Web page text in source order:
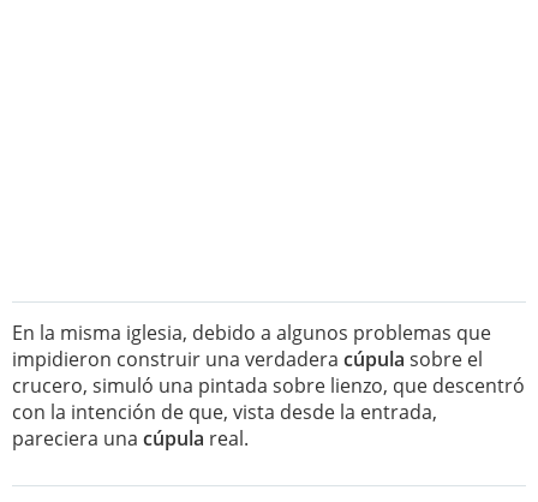
En la misma iglesia, debido a algunos problemas que
impidieron construir una verdadera cúpula sobre el
crucero, simuló una pintada sobre lienzo, que descentró
con la intención de que, vista desde la entrada,
pareciera una cúpula real.